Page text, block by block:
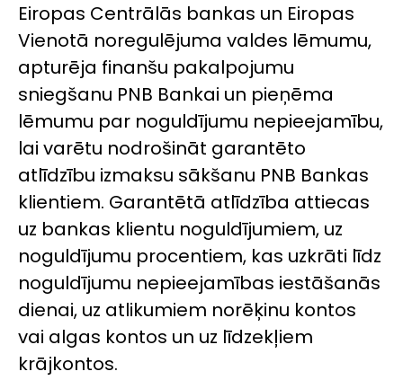
Eiropas Centrālās bankas un Eiropas
Vienotā noregulējuma valdes lēmumu,
apturēja finanšu pakalpojumu
sniegšanu PNB Bankai un pieņēma
lēmumu par noguldījumu nepieejamību,
lai varētu nodrošināt garantēto
atlīdzību izmaksu sākšanu PNB Bankas
klientiem. Garantētā atlīdzība attiecas
uz bankas klientu noguldījumiem, uz
noguldījumu procentiem, kas uzkrāti līdz
noguldījumu nepieejamības iestāšanās
dienai, uz atlikumiem norēķinu kontos
vai algas kontos un uz līdzekļiem
krājkontos.